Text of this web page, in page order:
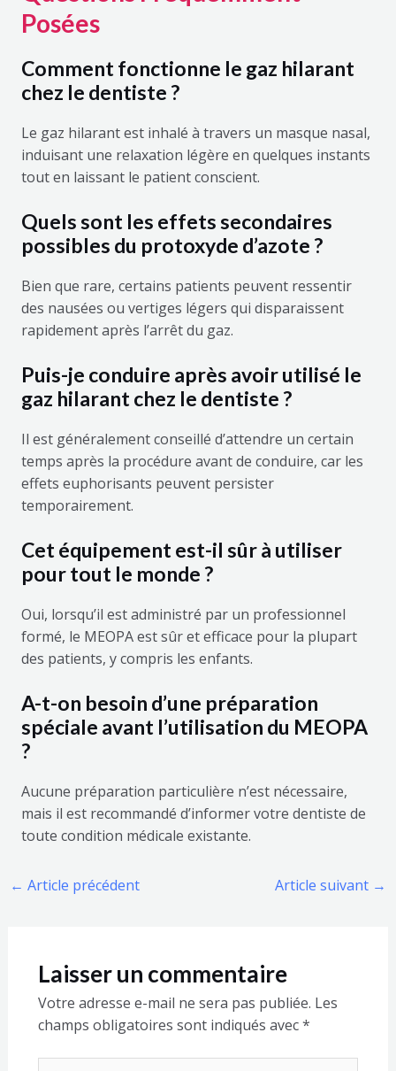
Posées
Comment fonctionne le gaz hilarant
chez le dentiste ?
Le gaz hilarant est inhalé à travers un masque nasal,
induisant une relaxation légère en quelques instants
tout en laissant le patient conscient.
Quels sont les effets secondaires
possibles du protoxyde d’azote ?
Bien que rare, certains patients peuvent ressentir
des nausées ou vertiges légers qui disparaissent
rapidement après l’arrêt du gaz.
Puis-je conduire après avoir utilisé le
gaz hilarant chez le dentiste ?
Il est généralement conseillé d’attendre un certain
temps après la procédure avant de conduire, car les
effets euphorisants peuvent persister
temporairement.
Cet équipement est-il sûr à utiliser
pour tout le monde ?
Oui, lorsqu’il est administré par un professionnel
formé, le MEOPA est sûr et efficace pour la plupart
des patients, y compris les enfants.
A-t-on besoin d’une préparation
spéciale avant l’utilisation du MEOPA
?
Aucune préparation particulière n’est nécessaire,
mais il est recommandé d’informer votre dentiste de
toute condition médicale existante.
← Article précédent Article suivant →
Laisser un commentaire
Votre adresse e-mail ne sera pas publiée. Les
champs obligatoires sont indiqués avec*
Écrivez